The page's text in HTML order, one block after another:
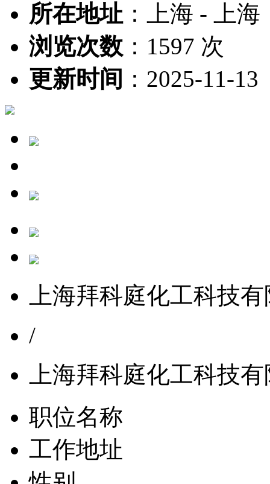
所在地址 ：
上海 - 上海
浏览次数 ： 1597 次
更新时间 ： 2025-11-13
上海拜科庭化工科技
/
上海拜科庭化工科技
职位名称
工作地址